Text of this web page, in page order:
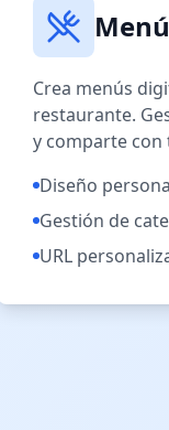
Crea menús
restaurante.
y comparte con
Diseño
Gestión de
URL